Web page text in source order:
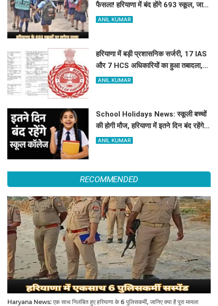
फैसला! हरियाणा में बंद होंगे 693 स्कूल, जाने
क्या है कारण
ANIL KUMAR
हरियाणा में बड़ी प्रशासनिक सर्जरी, 17 IAS
और 7 HCS अधिकारियों का हुआ तबादला,
यहां देखें पूरी लिस्ट
ANIL KUMAR
School Holidays News: स्कूली बच्चों
की होगी मौज, हरियाणा में इतने दिन बंद रहेंगे
स्कूल कॉलेज
ANIL KUMAR
RECOMMENDED
Haryana News: एक साथ निलंबित हुए हरियाणा के 6 पुलिसकर्मी, जानिए क्या है पूरा मामला